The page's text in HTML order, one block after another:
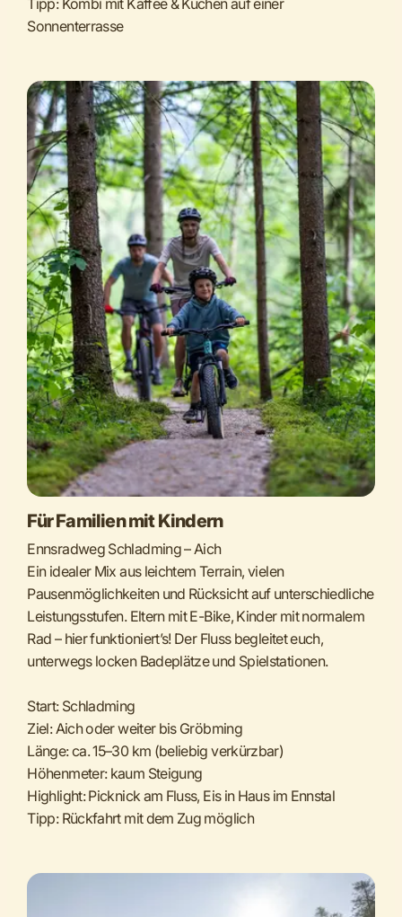
Sonnenterrasse
Für Familien mit Kindern
Ennsradweg Schladming – Aich
Ein idealer Mix aus leichtem Terrain, vielen
Pausenmöglichkeiten und Rücksicht auf unterschiedliche
Leistungsstufen. Eltern mit E-Bike, Kinder mit normalem
Rad – hier funktioniert’s! Der Fluss begleitet euch,
unterwegs locken Badeplätze und Spielstationen.
Start: Schladming
Ziel: Aich oder weiter bis Gröbming
Länge: ca. 15–30 km (beliebig verkürzbar)
Höhenmeter: kaum Steigung
Highlight: Picknick am Fluss, Eis in Haus im Ennstal
Tipp: Rückfahrt mit dem Zug möglich